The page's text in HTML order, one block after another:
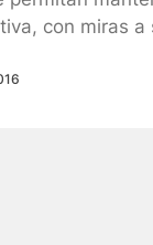
con miras a